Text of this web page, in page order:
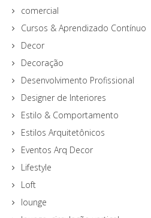
comercial
Cursos & Aprendizado Contínuo
Decor
Decoração
Desenvolvimento Profissional
Designer de Interiores
Estilo & Comportamento
Estilos Arquitetônicos
Eventos Arq Decor
Lifestyle
Loft
lounge